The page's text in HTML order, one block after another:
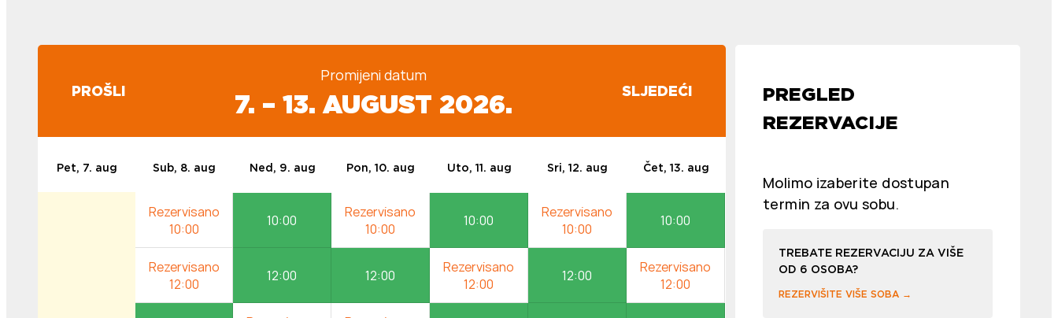
PROŠLI
Promijeni datum
7. – 13. AUGUST 2026. SLJEDEĆI
Pet, 7. aug Sub, 8. aug Ned, 9. aug Pon, 10. aug Uto, 11. aug Sri, 12. aug Čet, 13. aug
10:00
12:00 12:00
10:00
12:00
10:00
PREGLED
REZERVACIJE
Molimo izaberite dostupan
termin za ovu sobu.
TREBATE REZERVACIJU ZA VIŠE
OD 6 OSOBA?
REZERVIŠITE VIŠE SOBA →